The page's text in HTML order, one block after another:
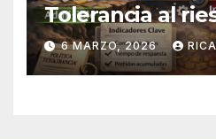
Tolerancia al
6 MARZO, 2026